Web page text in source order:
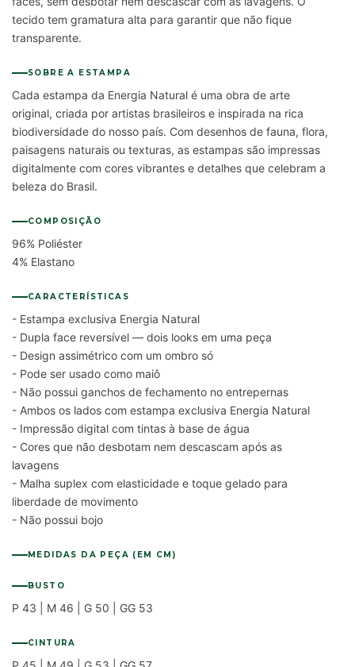
tecido tem gramatura alta para garantir que não fique
transparente.
SOBRE A ESTAMPA
Cada estampa da Energia Natural é uma obra de arte
original, criada por artistas brasileiros e inspirada na rica
biodiversidade do nosso país. Com desenhos de fauna, flora,
paisagens naturais ou texturas, as estampas são impressas
digitalmente com cores vibrantes e detalhes que celebram a
beleza do Brasil.
COMPOSIÇÃO
96% Poliéster
4% Elastano
CARACTERÍSTICAS
- Estampa exclusiva Energia Natural
- Dupla face reversível — dois looks em uma peça
- Design assimétrico com um ombro só
- Pode ser usado como maiô
- Não possui ganchos de fechamento no entrepernas
- Ambos os lados com estampa exclusiva Energia Natural
- Impressão digital com tintas à base de água
- Cores que não desbotam nem descascam após as
lavagens
- Malha suplex com elasticidade e toque gelado para
liberdade de movimento
- Não possui bojo
MEDIDAS DA PEÇA (EM CM)
BUSTO
P 43 | M 46 | G 50 | GG 53
CINTURA